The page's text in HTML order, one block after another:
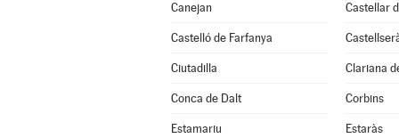
Canejan Castellar
Castelló de Farfanya
Ciutadilla Clariana
Conca de Dalt Corbins
Estamariu Estaràs